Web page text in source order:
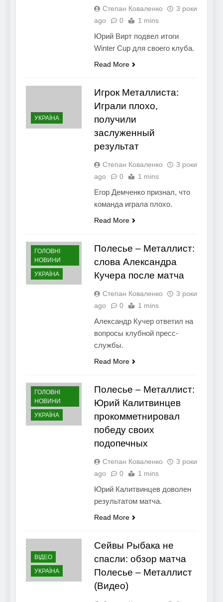
Степан Коваленко
3 роки
ago
0 1 mins
Юрий Вирт подвел итоги
Winter Cup для своего клуба.
Read More
УКРАЇНА
Игрок Металлиста:
Играли плохо,
получили
заслуженный
результат
Степан Коваленко
3 роки
ago
0 1 mins
Егор Демченко признал, что
команда играла плохо.
Read More
ГОЛОВНІ
НОВИНИ
УКРАЇНА
Полесье – Металлист:
слова Александра
Кучера после матча
Степан Коваленко
3 роки
ago
0 1 mins
Александр Кучер ответил на
вопросы клубной пресс-
службы.
Read More
ГОЛОВНІ
НОВИНИ
УКРАЇНА
Полесье – Металлист:
Юрий Калитвинцев
прокомметнировал
победу своих
подопечных
Степан Коваленко
3 роки
ago
0 1 mins
Юрий Калитвинцев доволен
результатом матча.
Read More
ВІДЕО
УКРАЇНА
Сейвы Рыбака не
спасли: обзор матча
Полесье – Металлист
(Видео)